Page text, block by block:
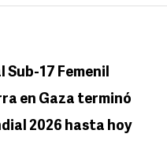
Sub-17 Femenil
en Gaza terminó
2026 hasta hoy